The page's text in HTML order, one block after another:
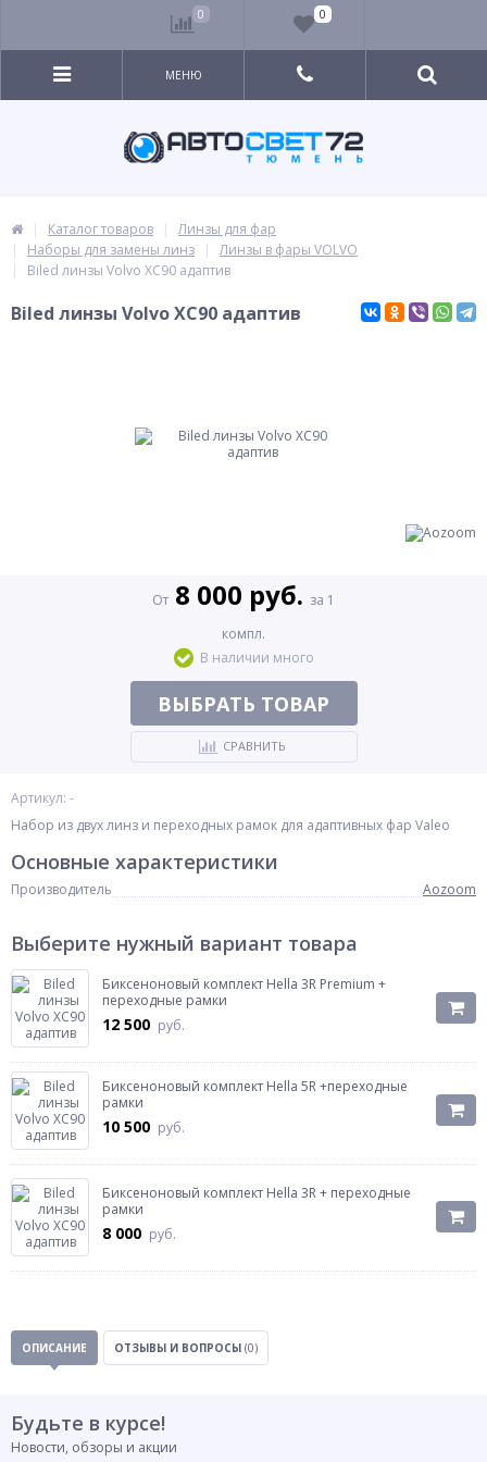
МЕНЮ
Каталог товаров
Линзы для фар
Наборы для замены линз
Линзы в фары VOLVO
Biled линзы Volvo XC90 адаптив
Biled линзы Volvo XC90 адаптив
Артикул: -
Набор из двух линз и переходных рамок для адаптивных фар Valeo
От 8 000 руб. за 1
компл.
В наличии много
ВЫБРАТЬ ТОВАР
СРАВНИТЬ
Основные характеристики
Производитель Aozoom
Выберите нужный вариант товара
Биксеноновый комплект Hella 3R Premium +
переходные рамки
12 500 руб.
Биксеноновый комплект Hella 5R +переходные
рамки
10 500 руб.
Биксеноновый комплект Hella 3R + переходные
рамки
8 000 руб.
ОПИСАНИЕ ОТЗЫВЫ И ВОПРОСЫ (0)
Будьте в курсе!
Новости, обзоры и акции
0 0